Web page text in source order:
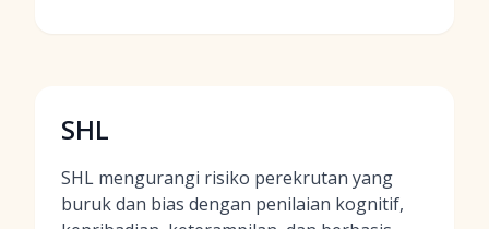
SHL
SHL mengurangi risiko perekrutan yang
buruk dan bias dengan penilaian kognitif,